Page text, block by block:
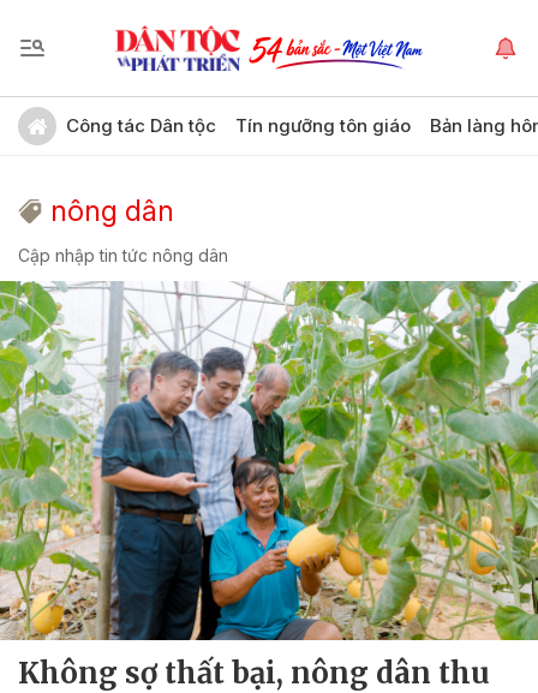
Công tác Dân tộc Tín ngưỡng tôn giáo Bản làng
nông dân
Cập nhập tin tức nông dân
Không sợ thất bại, nông dân thu